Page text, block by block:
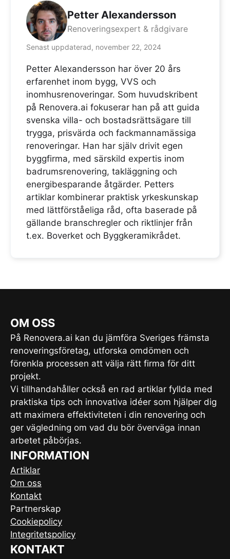
Petter Alexandersson
Renoveringsexpert & rådgivare
Senast uppdaterad, november 22, 2024
Petter Alexandersson har över 20 års
erfarenhet inom bygg, VVS och
inomhusrenoveringar. Som huvudskribent
på Renovera.ai fokuserar han på att guida
svenska villa- och bostadsrättsägare till
trygga, prisvärda och fackmannamässiga
renoveringar. Han har själv drivit egen
byggfirma, med särskild expertis inom
badrumsrenovering, takläggning och
energibesparande åtgärder. Petters
artiklar kombinerar praktisk yrkeskunskap
med lättförståeliga råd, ofta baserade på
gällande branschregler och riktlinjer från
t.ex. Boverket och Byggkeramikrådet.
OM OSS
På Renovera.ai kan du jämföra Sveriges främsta
renoveringsföretag, utforska omdömen och
förenkla processen att välja rätt firma för ditt
projekt.
Vi tillhandahåller också en rad artiklar fyllda med
praktiska tips och innovativa idéer som hjälper dig
att maximera effektiviteten i din renovering och
ger vägledning om vad du bör överväga innan
arbetet påbörjas.
INFORMATION
Artiklar
Om oss
Kontakt
Partnerskap
Cookiepolicy
Integritetspolicy
KONTAKT